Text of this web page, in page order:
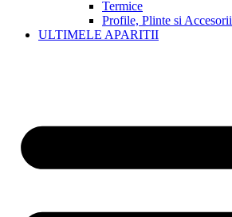
Termice
Profile, Plinte si Accesorii
ULTIMELE APARITII